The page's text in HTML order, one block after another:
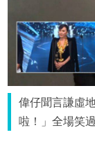
偉仔聞言謙虛
啦！」全場笑